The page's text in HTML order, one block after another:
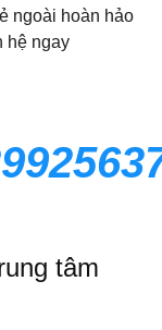
ngoài hoàn hảo
hệ ngay
tâm